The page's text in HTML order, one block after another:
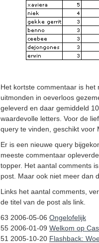
Het kortste commentaar is
uitmonden in oeverloos
geleverd en daar gemiddeld
waardevolle letters. Voor de
query te vinden, geschikt voor
Er is een nieuwe query
meeste commentaar
topper. Het aantal comments
post. Maar ook niet meer dan
Links het aantal comments,
de titel van de post als link.
63 2006-05-06 Ongelofelijk
55 2006-01-09 Welkom op
51 2005-10-20 Flashback: